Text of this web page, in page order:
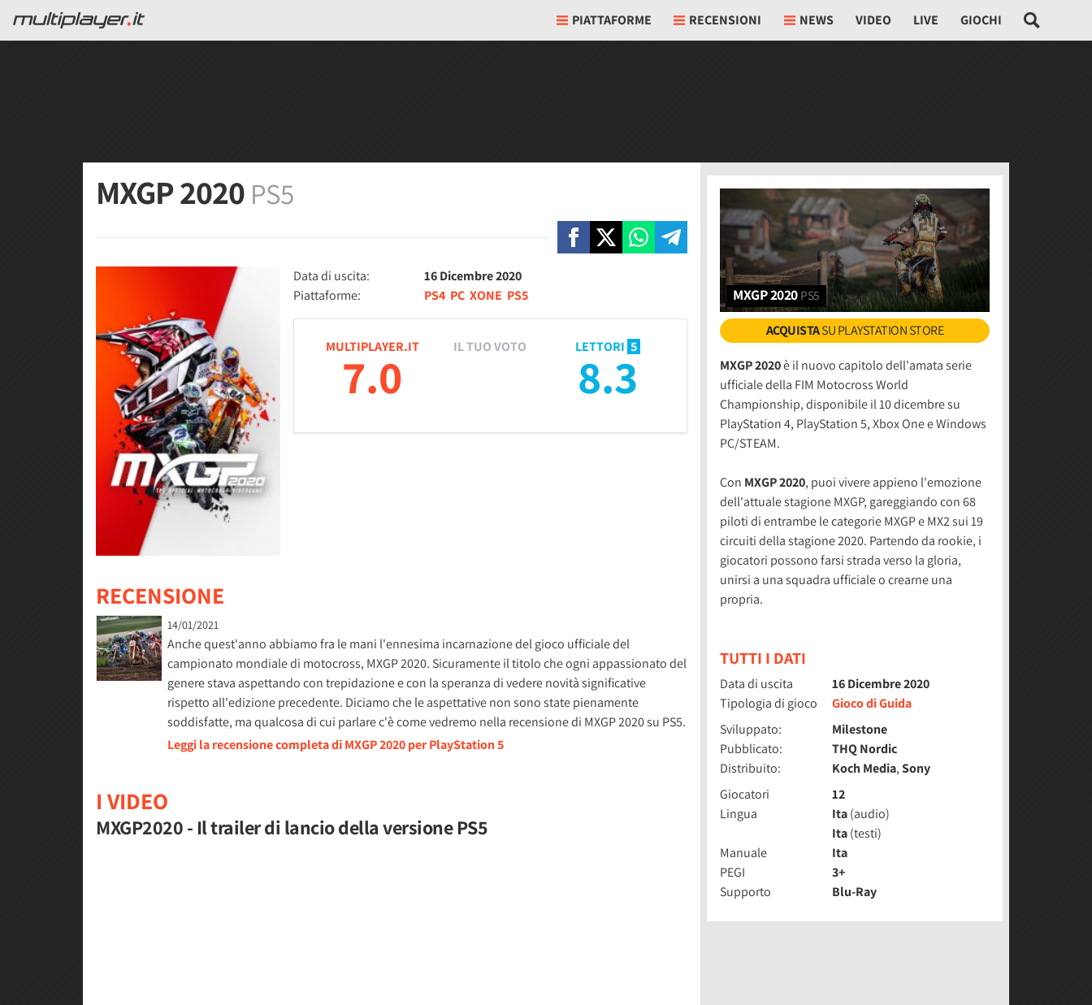
PIATTAFORME RECENSIONI NEWS VIDEO LIVE GIOCHI
MXGP 2020 PS5
Data di uscita:
16 Dicembre 2020
Piattaforme:
PS4 PC XONE PS5
MULTIPLAYER.IT
7.0
LETTORI 5
8.3
IL TUO VOTO
RECENSIONE
14/01/2021
Anche quest'anno abbiamo fra le mani l'ennesima incarnazione del gioco ufficiale del
campionato mondiale di motocross, MXGP 2020. Sicuramente il titolo che ogni appassionato del
genere stava aspettando con trepidazione e con la speranza di vedere novità significative
rispetto all'edizione precedente. Diciamo che le aspettative non sono state pienamente
soddisfatte, ma qualcosa di cui parlare c'è come vedremo nella recensione di MXGP 2020 su PS5.
Leggi la recensione completa di MXGP 2020 per PlayStation 5
I VIDEO
MXGP2020 - Il trailer di lancio della versione PS5
MXGP 2020 PS5
ACQUISTASU PLAYSTATION STORE
MXGP 2020è il nuovo capitolo dell'amata serie
ufficiale della FIM Motocross World
Championship, disponibile il 10 dicembre su
PlayStation 4, PlayStation 5, Xbox One e Windows
PC/STEAM.
Con MXGP 2020, puoi vivere appieno l'emozione
dell'attuale stagione MXGP, gareggiando con 68
piloti di entrambe le categorie MXGP e MX2 sui 19
circuiti della stagione 2020. Partendo da rookie, i
giocatori possono farsi strada verso la gloria,
unirsi a una squadra ufficiale o crearne una
propria.
TUTTI I DATI
Data di uscita
16 Dicembre 2020
Tipologia di gioco
Gioco di Guida
Sviluppato:
Milestone
Pubblicato:
THQ Nordic
Distribuito:
Koch Media,Sony
Giocatori
12
Lingua
Ita(audio)
Ita(testi)
Manuale
Ita
PEGI
3+
Supporto
Blu-Ray